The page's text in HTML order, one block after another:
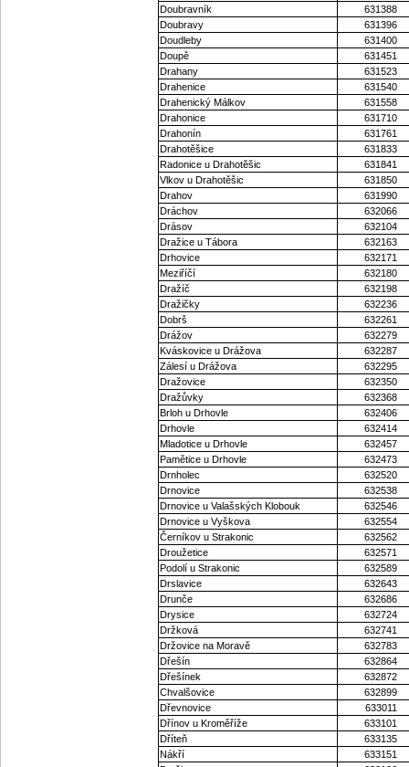
Doubravník
631388
Doubravy
631396
Doudleby
631400
Doupě
631451
Drahany
631523
Drahenice
631540
Drahenický Málkov
631558
Drahonice
631710
Drahonín
631761
Drahotěšice
631833
Radonice u Drahotěšic
631841
Vlkov u Drahotěšic
631850
Drahov
631990
Dráchov
632066
Drásov
632104
Dražice u Tábora
632163
Drhovice
632171
Meziříčí
632180
Dražíč
632198
Dražičky
632236
Dobrš
632261
Drážov
632279
Kváskovice u Drážova
632287
Zálesí u Drážova
632295
Dražovice
632350
Dražůvky
632368
Brloh u Drhovle
632406
Drhovle
632414
Mladotice u Drhovle
632457
Pamětice u Drhovle
632473
Drnholec
632520
Drnovice
632538
Drnovice u Valašských Klobouk
632546
Drnovice u Vyškova
632554
Černíkov u Strakonic
632562
Droužetice
632571
Podolí u Strakonic
632589
Drslavice
632643
Drunče
632686
Drysice
632724
Držková
632741
Držovice na Moravě
632783
Dřešín
632864
Dřešínek
632872
Chvalšovice
632899
Dřevnovice
633011
Dřínov u Kroměříže
633101
Dříteň
633135
Nákří
633151